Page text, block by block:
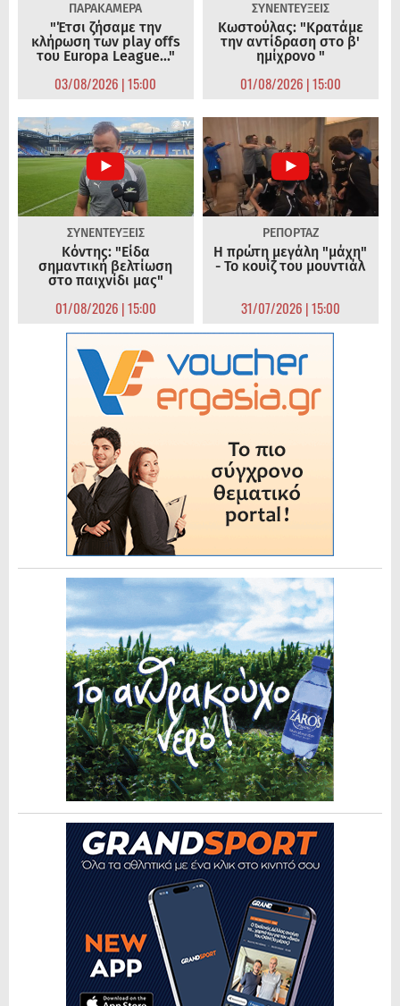
ΠΑΡΑΚΑΜΕΡΑ
"Έτσι ζήσαμε την
κλήρωση των play offs
του Europa League..."
03/08/2026 | 15:00
ΣΥΝΕΝΤΕΥΞΕΙΣ
Κωστούλας: "Κρατάμε
την αντίδραση στο β'
ημίχρονο "
01/08/2026 | 15:00
ΣΥΝΕΝΤΕΥΞΕΙΣ
Κόντης: "Είδα
σημαντική βελτίωση
στο παιχνίδι μας"
01/08/2026 | 15:00
ΡΕΠΟΡΤΑΖ
Η πρώτη μεγάλη "μάχη"
- Το κουίζ του μουντιάλ
31/07/2026 | 15:00